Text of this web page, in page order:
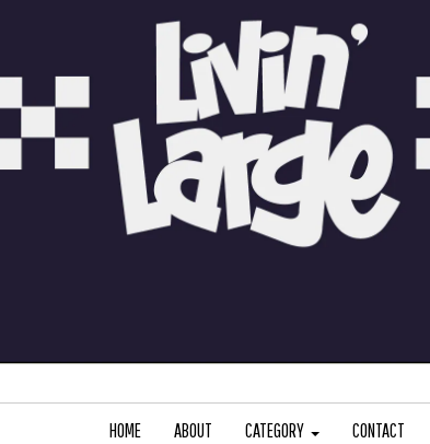
HOME ABOUT CATEGORY CONTACT